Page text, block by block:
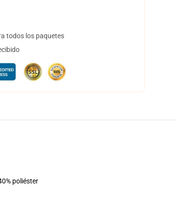
todos los paquetes
poliéster